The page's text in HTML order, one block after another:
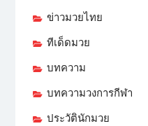
ข่าวมวยไทย
ทีเด็ดมวย
บทความ
บทความวงการกีฬา
ประวัตินักมวย